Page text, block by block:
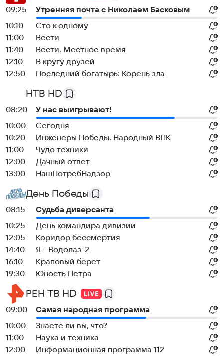
09:25
Утренняя почта с Николаем Басковым
10:10
Сто к одному
11:00
Вести
11:40
Вести. Местное время
12:10
В кругу друзей
12:50
Последний богатырь: Корень зла
НТВ HD
08:20
У нас выигрывают!
10:00
Сегодня
10:20
Инженеры Победы. Народный ВПК
11:00
Чудо техники
12:00
Дачный ответ
13:00
НашПотребНадзор
День Победы
08:15
Судьба диверсанта
10:25
День командира дивизии
12:05
Коридор бессмертия
14:40
Я - Водолаз-2
16:10
Краповый берет
19:30
Юность Петра
РЕН ТВ HD
09:00
Самая народная программа
10:00
Знаете ли вы, что?
11:00
Наука и техника
12:00
Информационная программа 112